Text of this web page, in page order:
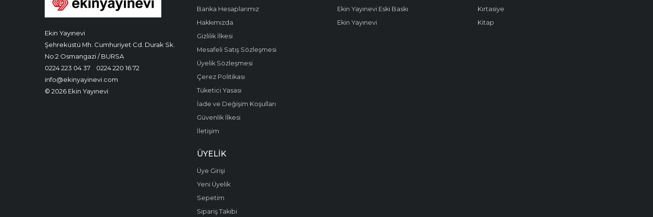
Ekin Yayınevi
Şehreküstü Mh. Cumhuriyet Cd. Durak Sk.
No:2 Osmangazi / BURSA
0224 223 04 37
0224 220 16 72
info@ekinyayinevi.com
© 2026 Ekin Yayınevi
Banka Hesaplarımız
Hakkımızda
Gizlilik İlkesi
Mesafeli Satış Sözleşmesi
Üyelik Sözleşmesi
Çerez Politikası
Tüketici Yasası
İade ve Değişim Koşulları
Güvenlik İlkesi
İletişim
Ekin Yayınevi Eski Baskı
Ekin Yayınevi
Kırtasiye
Kitap
ÜYELIK
Üye Girişi
Yeni Üyelik
Sepetim
Sipariş Takibi